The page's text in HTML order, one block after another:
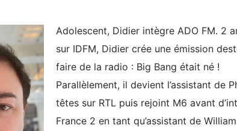
Adolescent, Didier intègre ADO FM. 2
sur IDFM, Didier crée une émission
faire de la radio : Big Bang était né !
Parallèlement, il devient l’assistant de
têtes sur RTL puis rejoint M6 avant
France 2 en tant qu’assistant de